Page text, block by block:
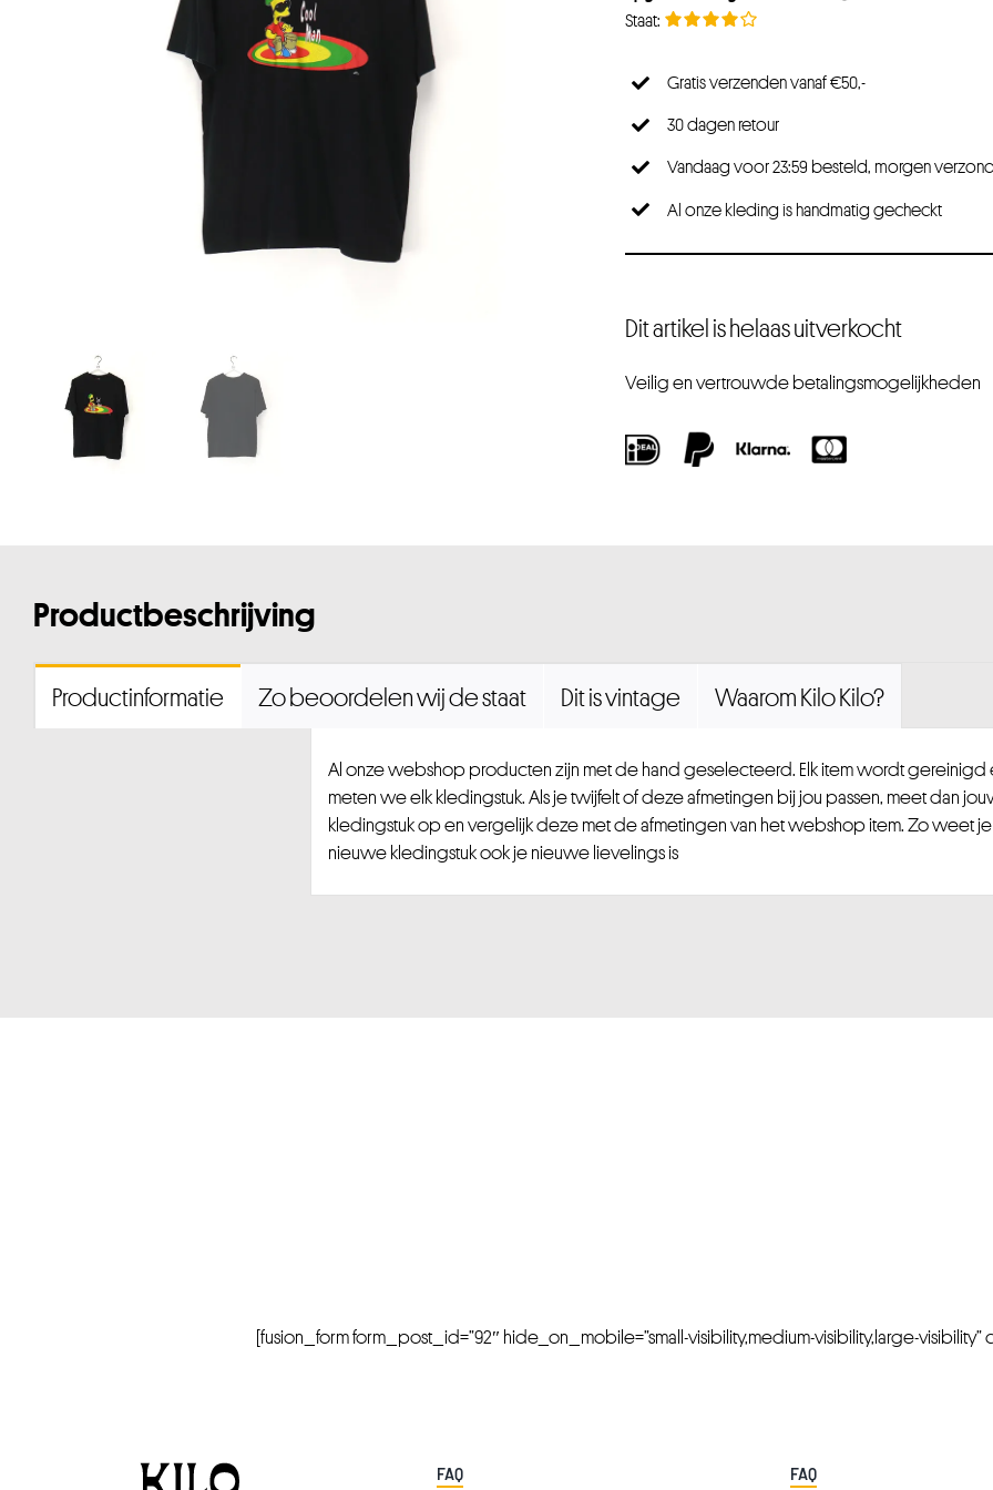
Gratis verzenden vanaf €50,-
30 dagen retour
Vandaag voor 23:59 besteld, morgen
Al onze kleding is handmatig gecheckt
Dit artikel is helaas uitverkocht
Veilig en vertrouwde betalingsmogelijkheden
Productbeschrijving
Productinformatie Zo beoordelen wij de staat Dit is vintage Waarom Kilo Kilo?
Al onze webshop producten zijn met de hand geselecteerd. Elk item wordt gereinigd
meten we elk kledingstuk. Als je twijfelt of deze afmetingen bij jou passen, meet dan
kledingstuk op en vergelijk deze met de afmetingen van het webshop item. Zo weet
nieuwe kledingstuk ook je nieuwe lievelings is
[fusion_form form_post_id=”92″ hide_on_mobile=”small-visibility,medium-visibility,large-visibility”
FAQ FAQ